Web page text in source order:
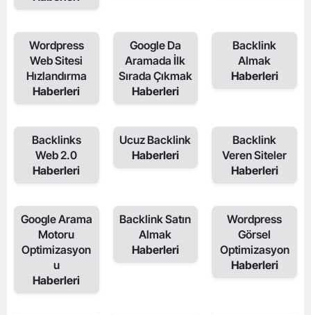
Wordpress
Web Sitesi
Hızlandırma
Haberleri
Google Da
Aramada İlk
Sırada Çıkmak
Haberleri
Backlink
Almak
Haberleri
Backlinks
Web 2.0
Haberleri
Ucuz Backlink
Haberleri
Backlink
Veren Siteler
Haberleri
Google Arama
Motoru
Optimizasyon
u
Haberleri
Backlink Satın
Almak
Haberleri
Wordpress
Görsel
Optimizasyon
Haberleri